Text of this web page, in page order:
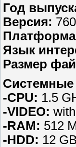
Год
Версия:
Язык
Размер
Системные
-CPU: 1.5
-VIDEO:
-RAM: 512
-HDD: 12